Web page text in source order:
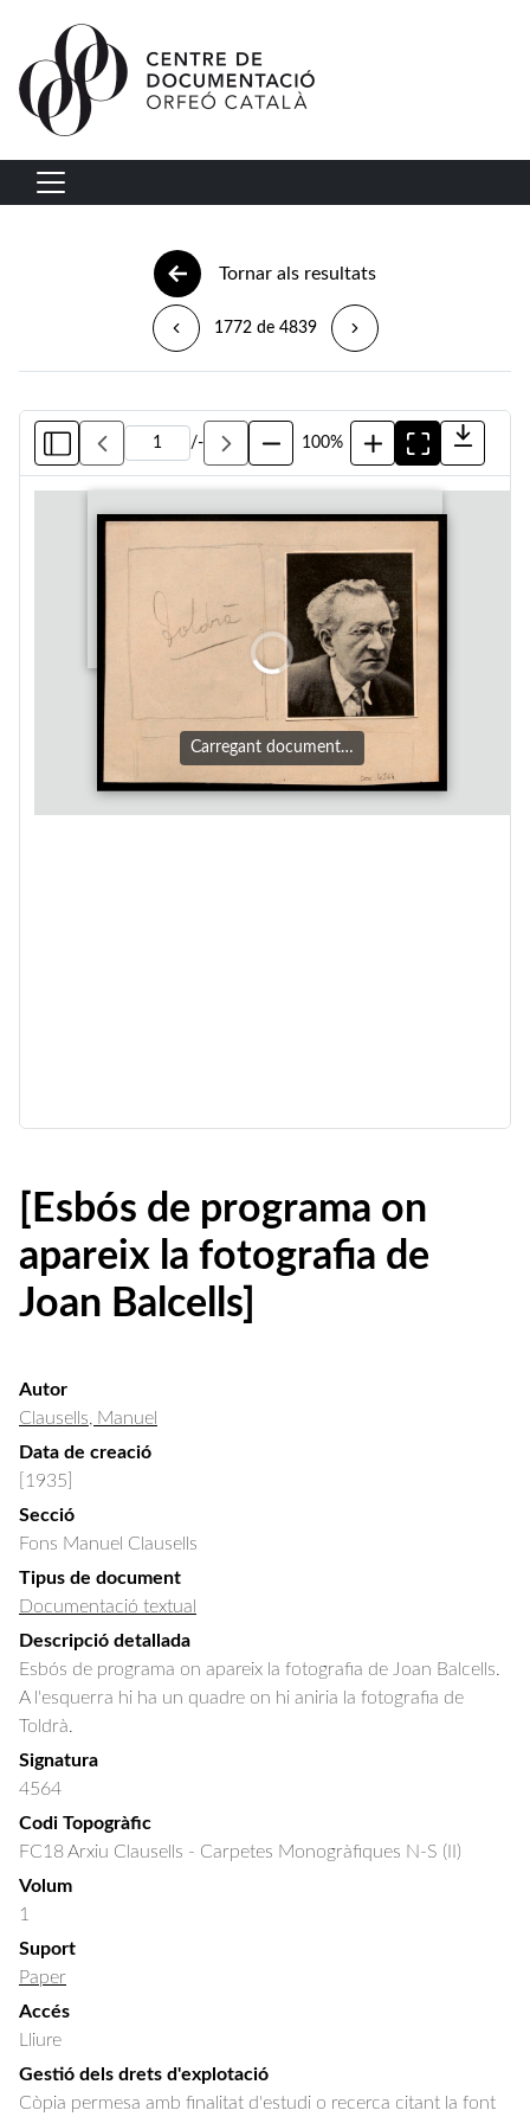
Vés al contingut
Navegació principal
Tornar als resultats
1772 de 4839
/- 100%
Carregant document…
[Esbós de programa on
apareix la fotografia de
Joan Balcells]
Autor
Clausells, Manuel
Data de creació
[1935]
Secció
Fons Manuel Clausells
Tipus de document
Documentació textual
Descripció detallada
Esbós de programa on apareix la fotografia de Joan Balcells.
A l'esquerra hi ha un quadre on hi aniria la fotografia de
Toldrà.
Signatura
4564
Codi Topogràfic
FC18 Arxiu Clausells - Carpetes Monogràfiques N-S (II)
Volum
1
Suport
Paper
Accés
Lliure
Gestió dels drets d'explotació
Còpia permesa amb finalitat d'estudi o recerca citant la font